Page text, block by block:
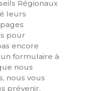
Régionaux
leurs
pour
encore
formulaire à
nous
nous vous
prévenir.